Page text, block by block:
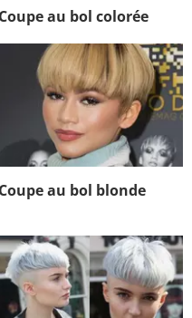
Coupe au bol colorée
Coupe au bol blonde